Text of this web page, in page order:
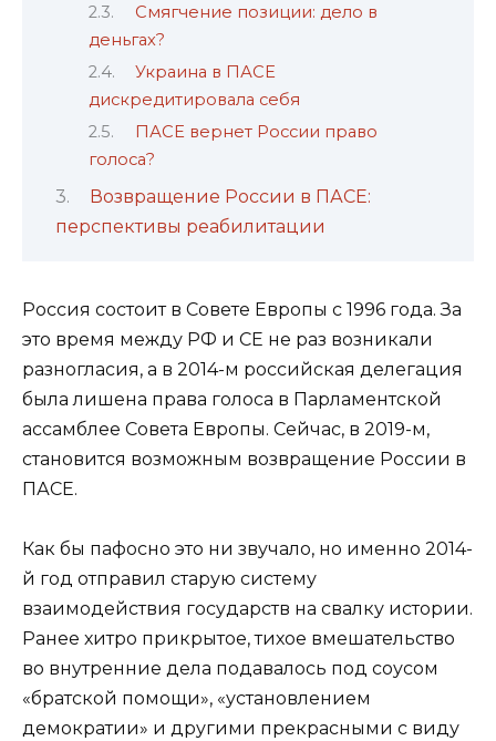
Смягчение позиции: дело в
деньгах?
Украина в ПАСЕ
дискредитировала себя
ПАСЕ вернет России право
голоса?
Возвращение России в ПАСЕ:
перспективы реабилитации
Россия состоит в Совете Европы с 1996 года. За
это время между РФ и СЕ не раз возникали
разногласия, а в 2014-м российская делегация
была лишена права голоса в Парламентской
ассамблее Совета Европы. Сейчас, в 2019-м,
становится возможным возвращение России в
ПАСЕ.
Как бы пафосно это ни звучало, но именно 2014-
й год отправил старую систему
взаимодействия государств на свалку истории.
Ранее хитро прикрытое, тихое вмешательство
во внутренние дела подавалось под соусом
«братской помощи», «установлением
демократии» и другими прекрасными с виду